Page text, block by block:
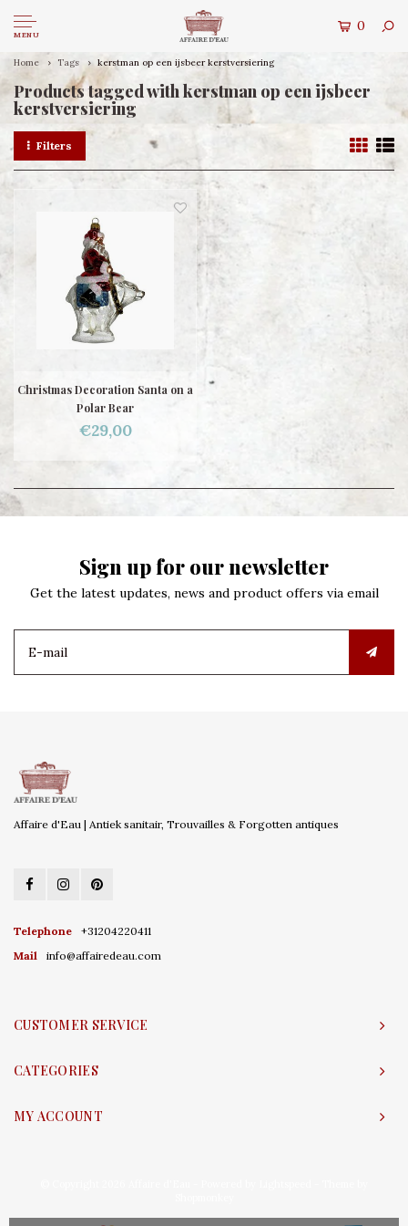
MENU
0
Home Tags kerstman op een ijsbeer kerstversiering
Products tagged with kerstman op een ijsbeer
kerstversiering
Filters
Christmas Decoration Santa on a
Polar Bear
€29,00
Sign up for our newsletter
Get the latest updates, news and product offers via email
Affaire d'Eau | Antiek sanitair, Trouvailles & Forgotten antiques
Telephone
+31204220411
Mail
info@affairedeau.com
CUSTOMER SERVICE
CATEGORIES
MY ACCOUNT